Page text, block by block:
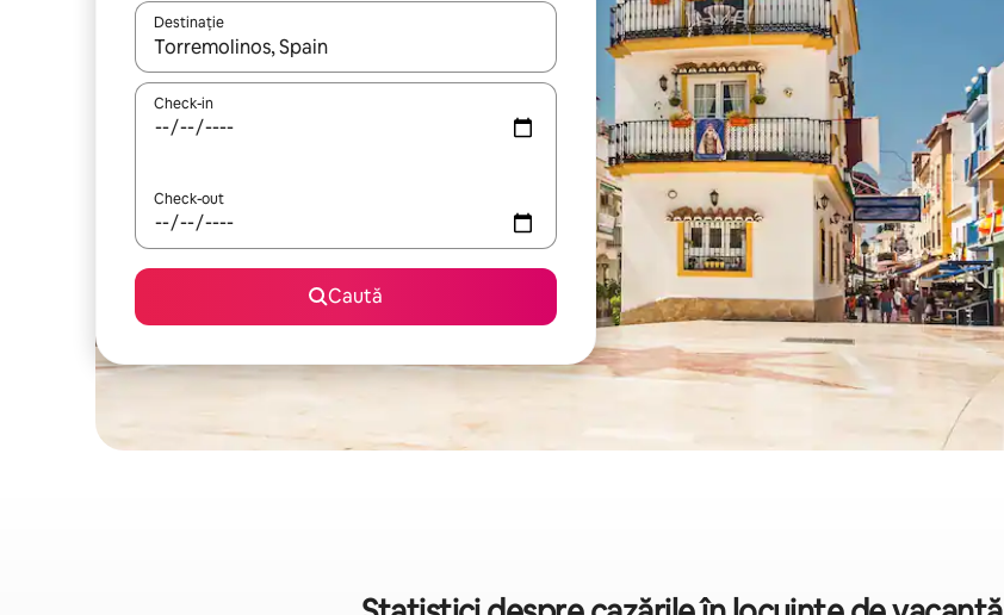
Destinație
Când se încarcă rezultatele, navighează folosind tastele săgeată în sus și în jos sau prin gesturi de atingere ori
Check-in
Check-out
Caută